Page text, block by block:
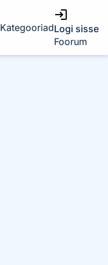
KategooriadLogi sisse
Foorum